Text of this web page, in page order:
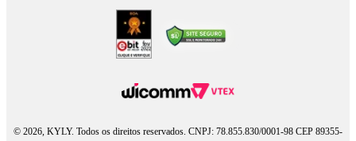
© 2026, KYLY. Todos os direitos reservados. CNPJ: 78.855.830/0001-98 CEP 89355-